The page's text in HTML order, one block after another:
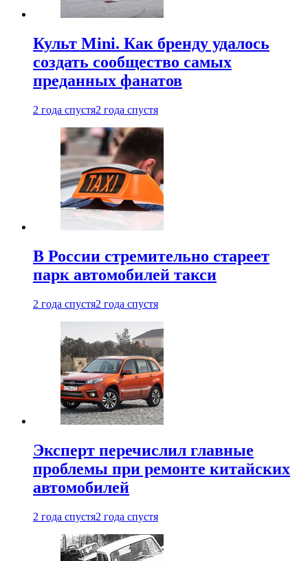
Культ Mini. Как бренду удалось
создать сообщество самых
преданных фанатов
2 года спустя2 года спустя
В России стремительно стареет
парк автомобилей такси
2 года спустя2 года спустя
Эксперт перечислил главные
проблемы при ремонте китайских
автомобилей
2 года спустя2 года спустя